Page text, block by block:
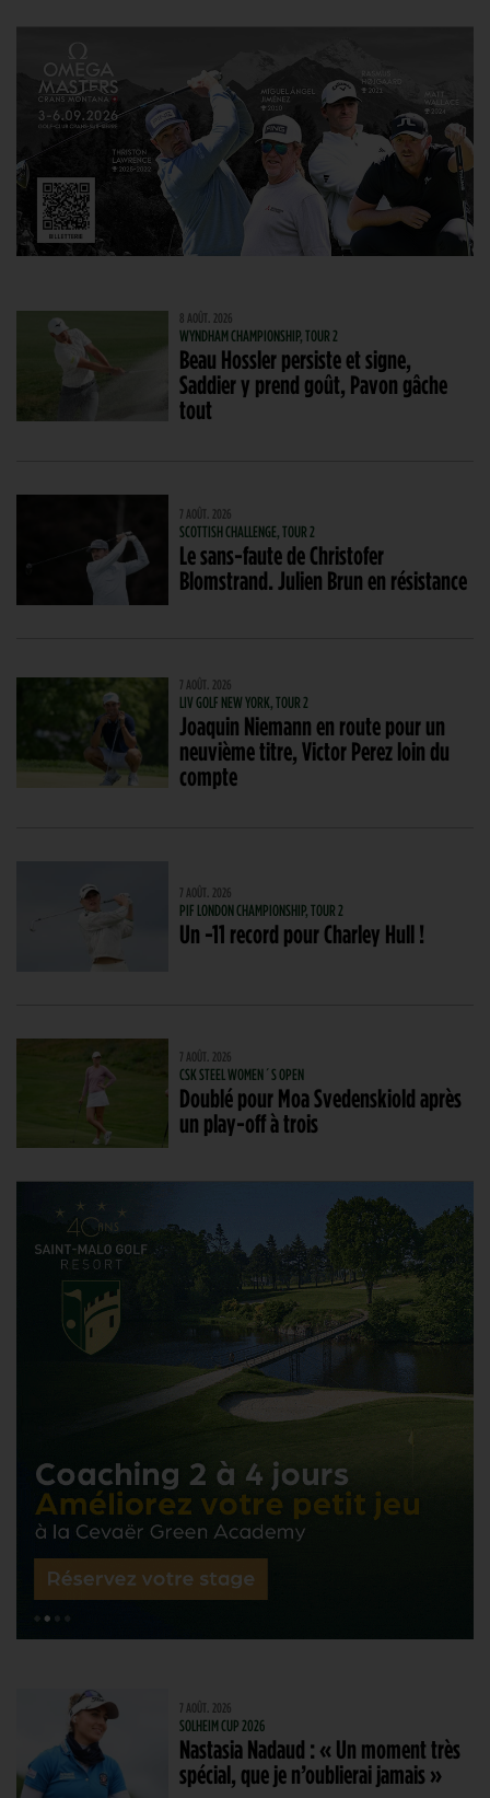
8 AOÛT. 2026
WYNDHAM CHAMPIONSHIP, TOUR 2
Beau Hossler persiste et signe,
Saddier y prend goût, Pavon gâche
tout
7 AOÛT. 2026
SCOTTISH CHALLENGE, TOUR 2
Le sans-faute de Christofer
Blomstrand. Julien Brun en résistance
7 AOÛT. 2026
LIV GOLF NEW YORK, TOUR 2
Joaquin Niemann en route pour un
neuvième titre, Victor Perez loin du
compte
7 AOÛT. 2026
PIF LONDON CHAMPIONSHIP, TOUR 2
Un -11 record pour Charley Hull !
7 AOÛT. 2026
CSK STEEL WOMEN´S OPEN
Doublé pour Moa Svedenskiold après
un play-off à trois
7 AOÛT. 2026
SOLHEIM CUP 2026
Nastasia Nadaud : « Un moment très
spécial, que je n’oublierai jamais »